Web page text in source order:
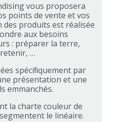
vous proposera
points de vente et vos
produits est réalisée
aux besoins
: préparer la terre,
…
spéciﬁquement par
présentation et une
emmanchés.
la charte couleur de
le linéaire.